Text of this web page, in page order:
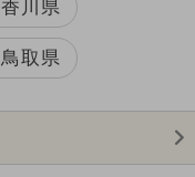
香川県
鳥取県